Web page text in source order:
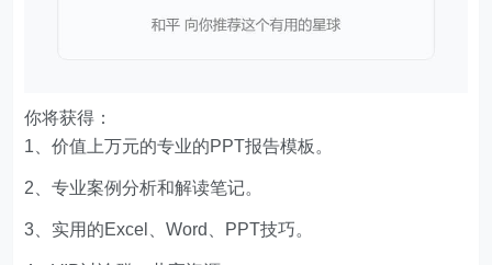
你将获得：
1、价值上万元的专业的PPT报告模板。
2、专业案例分析和解读笔记。
3、实用的Excel、Word、PPT技巧。